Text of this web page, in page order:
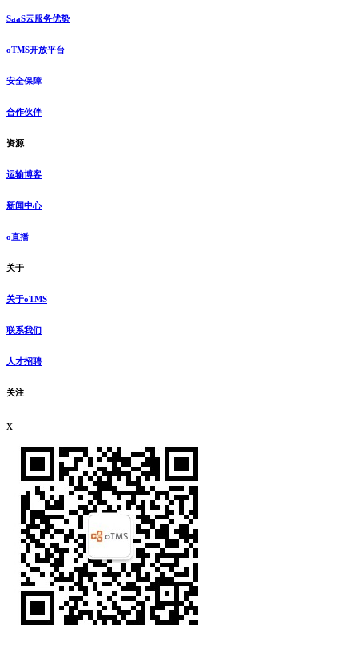
SaaS云服务优势
oTMS开放平台
安全保障
合作伙伴
资源
运输博客
新闻中心
o直播
关于
关于oTMS
联系我们
人才招聘
关注
x